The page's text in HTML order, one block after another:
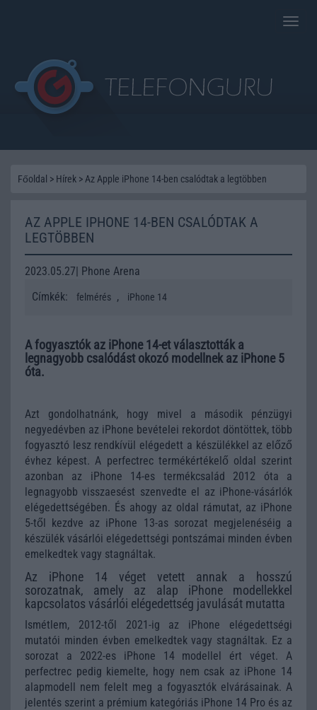
Toggle
Főoldal > Hírek > Az Apple iPhone 14-ben csalódtak a legtöbben
AZ APPLE IPHONE 14-BEN CSALÓDTAK A
LEGTÖBBEN
2023.05.27| Phone Arena
Címkék:
felmérés , iPhone 14
A fogyasztók az iPhone 14-et választották a
legnagyobb csalódást okozó modellnek az iPhone 5
óta.
Azt gondolhatnánk, hogy mivel a második pénzügyi
negyedévben az iPhone bevételei rekordot döntöttek, több
fogyasztó lesz rendkívül elégedett a készülékkel az előző
évhez képest. A perfectrec termékértékelő oldal szerint
azonban az iPhone 14-es termékcsalád 2012 óta a
legnagyobb visszaesést szenvedte el az iPhone-vásárlók
elégedettségében. És ahogy az oldal rámutat, az iPhone
5-től kezdve az iPhone 13-as sorozat megjelenéséig a
készülék vásárlói elégedettségi pontszámai minden évben
emelkedtek vagy stagnáltak.
Az iPhone 14 véget vetett annak a hosszú
sorozatnak, amely az alap iPhone modellekkel
kapcsolatos vásárlói elégedettség javulását mutatta
Ismétlem, 2012-től 2021-ig az iPhone elégedettségi
mutatói minden évben emelkedtek vagy stagnáltak. Ez a
sorozat a 2022-es iPhone 14 modellel ért véget. A
perfectrec pedig kiemelte, hogy nem csak az iPhone 14
alapmodell nem felelt meg a fogyasztók elvárásainak. A
jelentés szerint a prémium kategóriás iPhone 14 Pro és az